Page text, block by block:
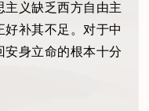
主义缺乏西方自由主
好补其不足。对于中
安身立命的根本十分